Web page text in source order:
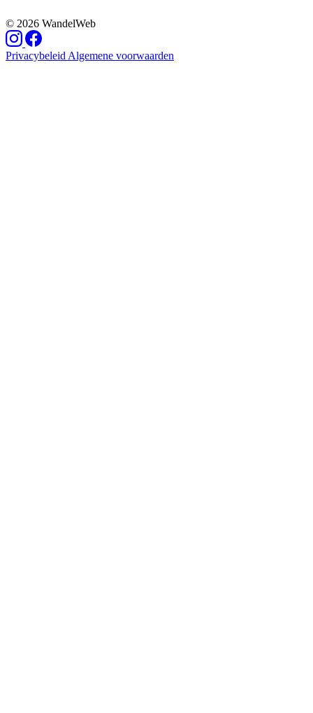
© 2026 WandelWeb
Privacybeleid Algemene voorwaarden